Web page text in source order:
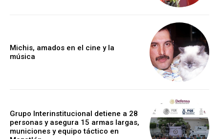
Michis, amados en el cine y la
música
Grupo Interinstitucional detiene a 28
personas y asegura 15 armas largas,
municiones y equipo táctico en